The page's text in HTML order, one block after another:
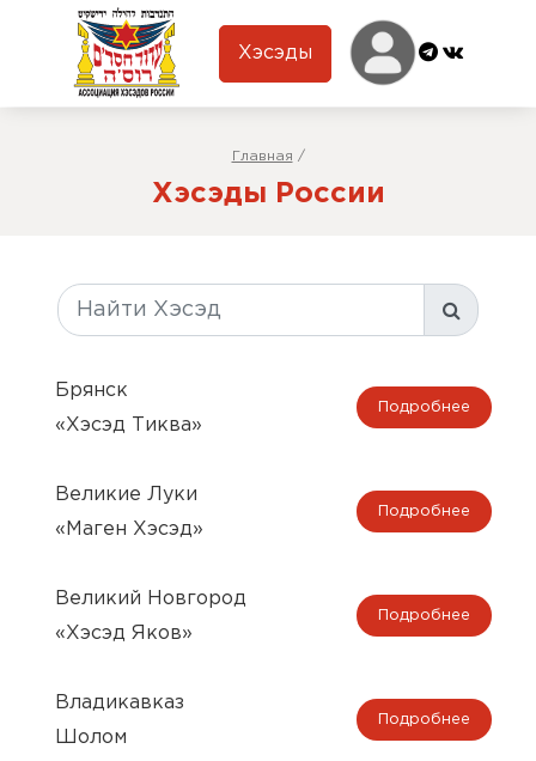
Хэсэды
Главная /
Хэсэды России
Брянск
«Хэсэд Тиква»
Подробнее
Великие Луки
«Маген Хэсэд»
Подробнее
Великий Новгород
«Хэсэд Яков»
Подробнее
Владикавказ
Шолом
Подробнее